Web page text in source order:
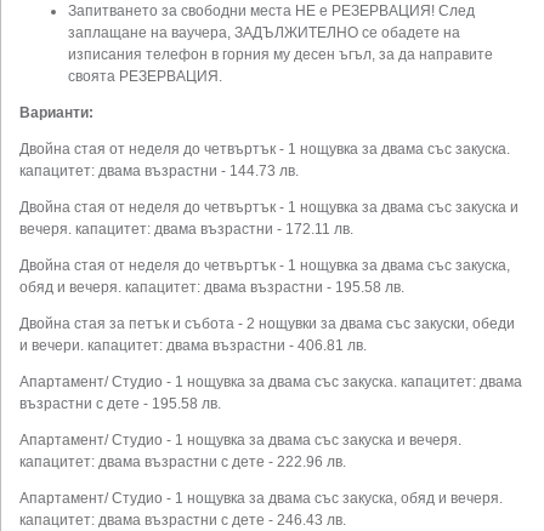
Запитването за свободни места НЕ е РЕЗЕРВАЦИЯ! След
заплащане на ваучера, ЗАДЪЛЖИТЕЛНО се обадете на
изписания телефон в горния му десен ъгъл, за да направите
своята РЕЗЕРВАЦИЯ.
Варианти:
Двойна стая от неделя до четвъртък - 1 нощувка за двама със закуска.
капацитет: двама възрастни - 144.73 лв.
Двойна стая от неделя до четвъртък - 1 нощувка за двама със закуска и
вечеря. капацитет: двама възрастни - 172.11 лв.
Двойна стая от неделя до четвъртък - 1 нощувка за двама със закуска,
обяд и вечеря. капацитет: двама възрастни - 195.58 лв.
Двойна стая за петък и събота - 2 нощувки за двама със закуски, обеди
и вечери. капацитет: двама възрастни - 406.81 лв.
Апартамент/ Студио - 1 нощувка за двама със закуска. капацитет: двама
възрастни с дете - 195.58 лв.
Апартамент/ Студио - 1 нощувка за двама със закуска и вечеря.
капацитет: двама възрастни с дете - 222.96 лв.
Апартамент/ Студио - 1 нощувка за двама със закуска, обяд и вечеря.
капацитет: двама възрастни с дете - 246.43 лв.